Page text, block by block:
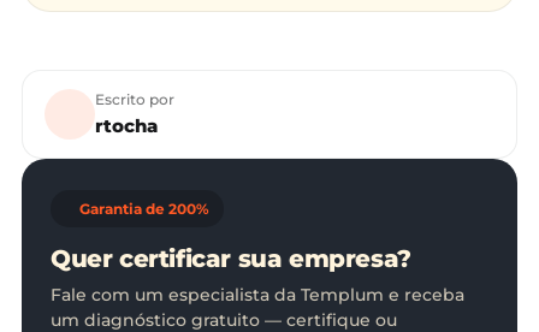
Escrito por
rtocha
Garantia de 200%
Quer certificar sua empresa?
Fale com um especialista da Templum e receba
um diagnóstico gratuito — certifique ou